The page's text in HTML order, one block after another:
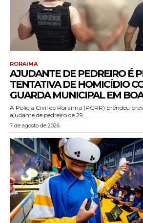
RORAIMA
AJUDANTE DE PEDREIRO É
TENTATIVA DE HOMICÍDIO
GUARDA MUNICIPAL EM
A Polícia Civil de Roraima (PCRR) prendeu
ajudante de pedreiro de 29...
7 de agosto de 2026